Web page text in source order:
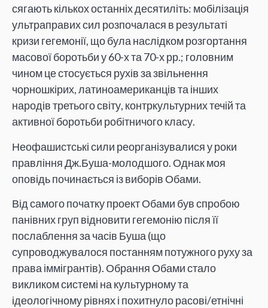
сягають кількох останніх десятиліть: мобілізація
ультраправих сил розпочалася в результаті
кризи гегемонії, що була наслідком розгортання
масової боротьби у 60-х та 70-х рр.; головним
чином це стосується рухів за звільнення
чорношкірих, латиноамериканців та інших
народів третього світу, контркультурних течій та
активної боротьби робітничого класу.
Неофашистські сили реорганізувалися у роки
правління Дж.Буша-молодшого. Однак моя
оповідь починається із виборів Обами.
Від самого початку проект Обами був спробою
панівних груп відновити гегемонію після її
послаблення за часів Буша (що
супроводжувалося постанням потужного руху за
права іммігрантів). Обрання Обами стало
викликом системі на культурному та
ідеологічному рівнях і похитнуло расові/етнічні